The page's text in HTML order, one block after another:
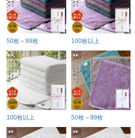
50枚～99枚 100枚以上
100枚以上 50枚～99枚